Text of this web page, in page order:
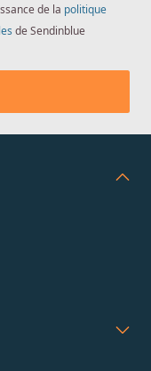
de la politique
de Sendinblue